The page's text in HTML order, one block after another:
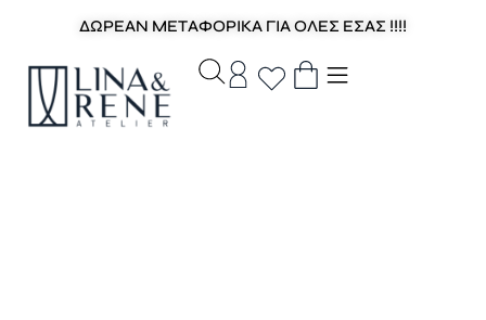
ΔΩΡΕΑΝ ΜΕΤΑΦΟΡΙΚΑ ΓΙΑ ΟΛΕΣ ΕΣΑΣ !!!!